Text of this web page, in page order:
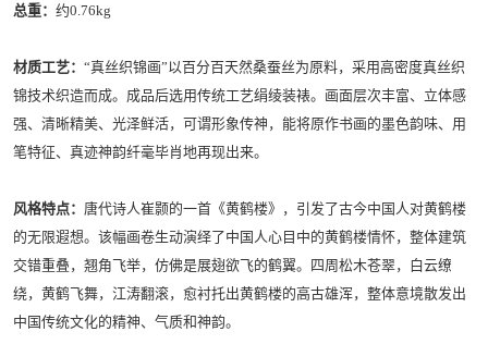
总重： 约0.76kg
材质工艺： “真丝织锦画”以百分百天然桑蚕丝为原料，采用高密度真丝织
锦技术织造而成。成品后选用传统工艺绢绫装裱。画面层次丰富、立体感
强、清晰精美、光泽鲜活，可谓形象传神，能将原作书画的墨色韵味、用
笔特征、真迹神韵纤毫毕肖地再现出来。
风格特点： 唐代诗人崔颢的一首《黄鹤楼》，引发了古今中国人对黄鹤楼
的无限遐想。该幅画卷生动演绎了中国人心目中的黄鹤楼情怀，整体建筑
交错重叠，翘角飞举，仿佛是展翅欲飞的鹤翼。四周松木苍翠，白云缭
绕，黄鹤飞舞，江涛翻滚，愈衬托出黄鹤楼的高古雄浑，整体意境散发出
中国传统文化的精神、气质和神韵。